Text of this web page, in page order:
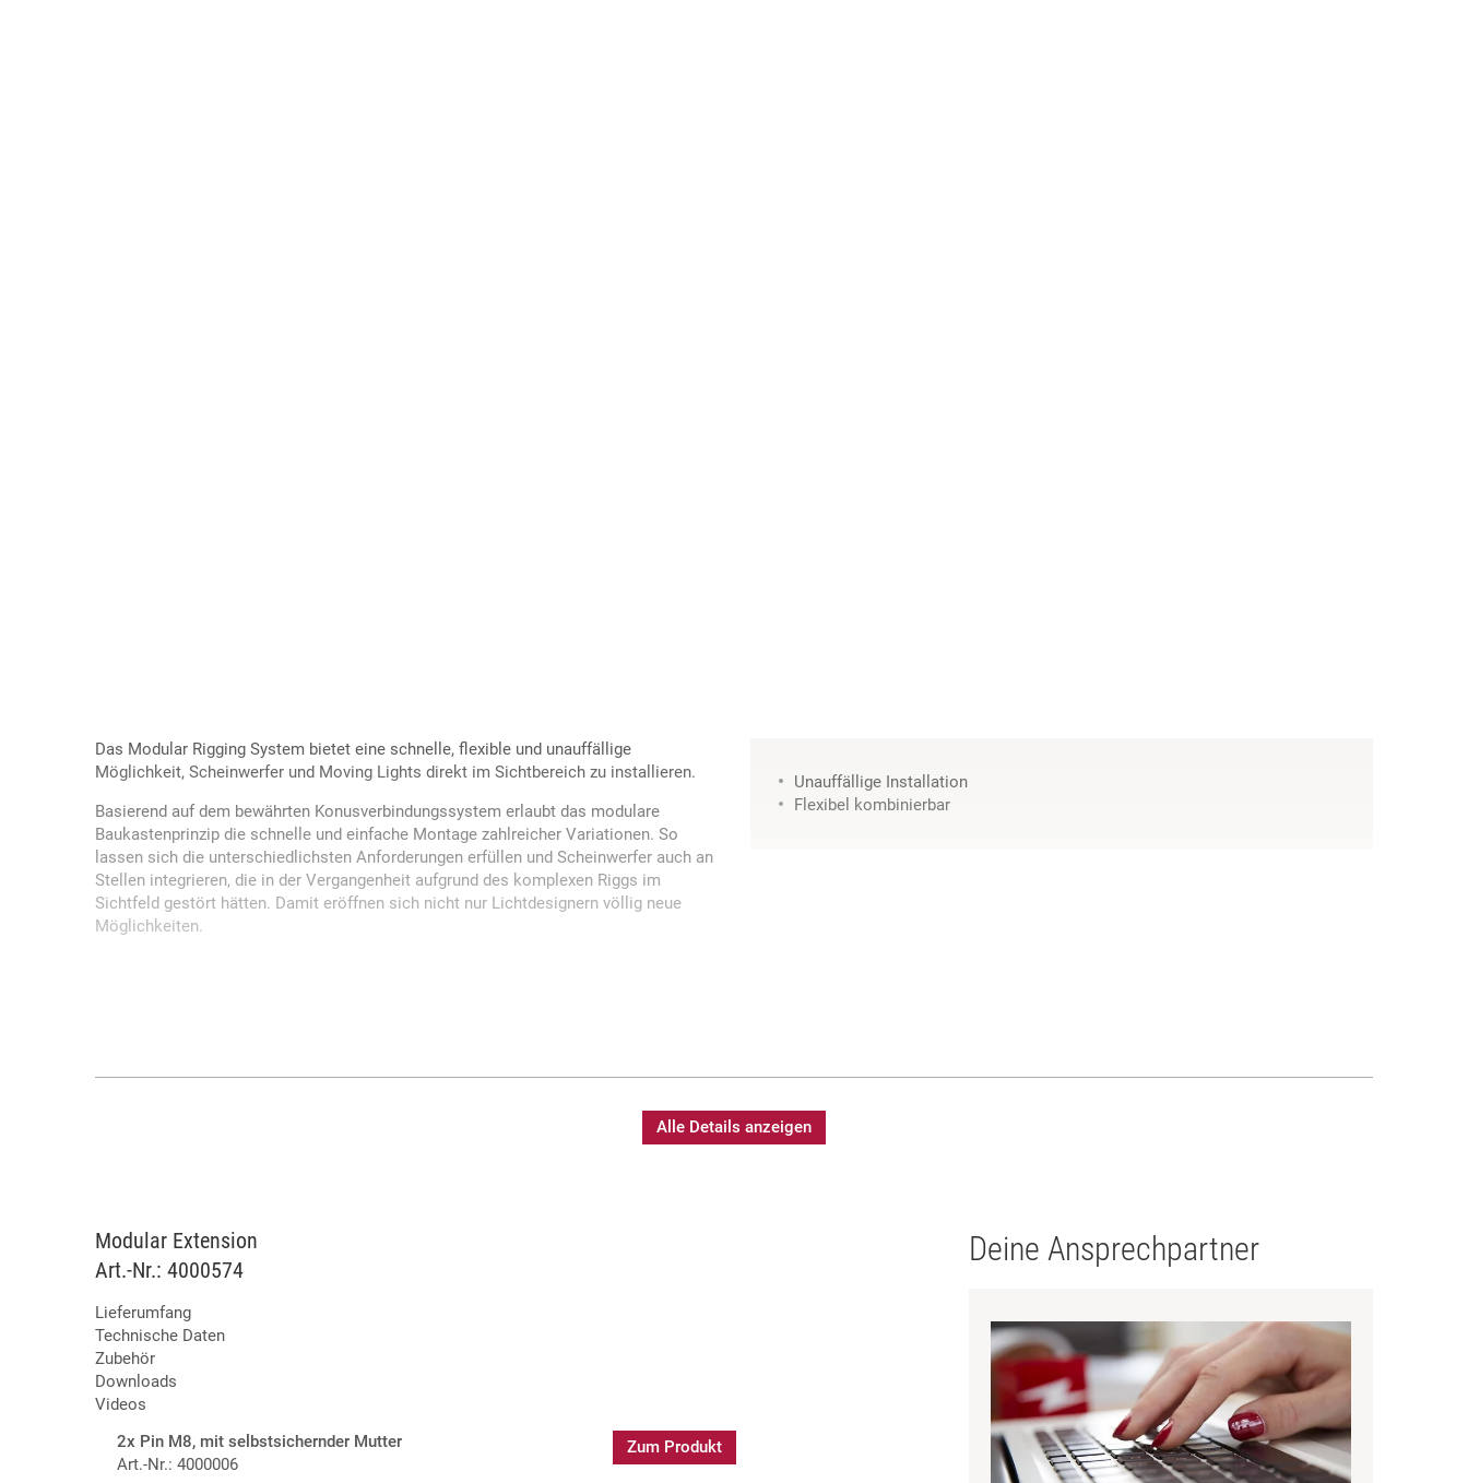
Das Modular Rigging System bietet eine schnelle, flexible und unauffällige
Möglichkeit, Scheinwerfer und Moving Lights direkt im Sichtbereich zu installieren.
Basierend auf dem bewährten Konusverbindungssystem erlaubt das modulare
Baukastenprinzip die schnelle und einfache Montage zahlreicher Variationen. So
lassen sich die unterschiedlichsten Anforderungen erfüllen und Scheinwerfer auch an
Stellen integrieren, die in der Vergangenheit aufgrund des komplexen Riggs im
Sichtfeld gestört hätten. Damit eröffnen sich nicht nur Lichtdesignern völlig neue
Möglichkeiten.
Unauffällige Installation
Flexibel kombinierbar
Alle Details anzeigen
Modular Extension
Art.-Nr.: 4000574
Lieferumfang
Technische Daten
Zubehör
Downloads
Videos
2x Pin M8, mit selbstsichernder Mutter
Art.-Nr.: 4000006
Zum Produkt
Deine Ansprechpartner